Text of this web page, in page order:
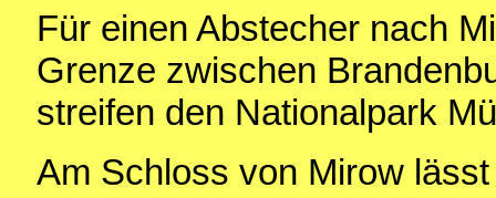
Für einen Abstecher nach
Grenze zwischen
streifen den Nationalpark
Am Schloss von Mirow